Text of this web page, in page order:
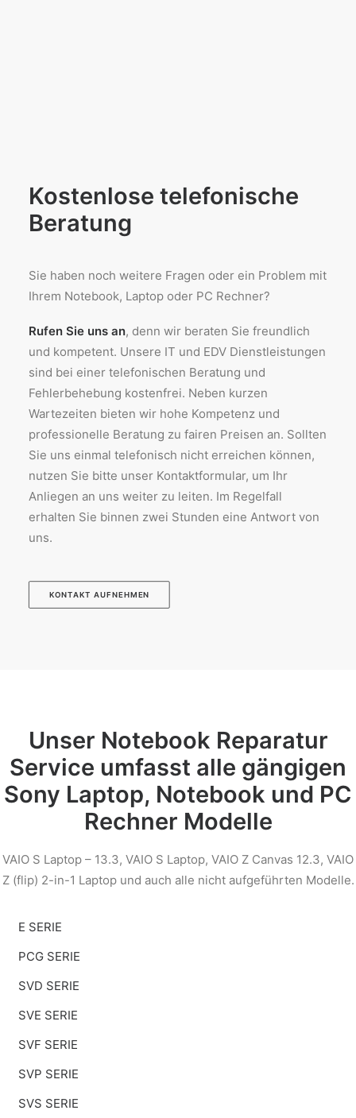
Kostenlose telefonische
Beratung
Sie haben noch weitere Fragen oder ein Problem mit
Ihrem Notebook, Laptop oder PC Rechner?
Rufen Sie uns an, denn wir beraten Sie freundlich
und kompetent. Unsere IT und EDV Dienstleistungen
sind bei einer telefonischen Beratung und
Fehlerbehebung kostenfrei. Neben kurzen
Wartezeiten bieten wir hohe Kompetenz und
professionelle Beratung zu fairen Preisen an. Sollten
Sie uns einmal telefonisch nicht erreichen können,
nutzen Sie bitte unser Kontaktformular, um Ihr
Anliegen an uns weiter zu leiten. Im Regelfall
erhalten Sie binnen zwei Stunden eine Antwort von
uns.
KONTAKT AUFNEHMEN
Unser Notebook Reparatur
Service umfasst alle gängigen
Sony Laptop, Notebook und PC
Rechner Modelle
VAIO S Laptop – 13.3, VAIO S Laptop, VAIO Z Canvas 12.3, VAIO
Z (flip) 2-in-1 Laptop und auch alle nicht aufgeführten Modelle.
E SERIE
PCG SERIE
SVD SERIE
SVE SERIE
SVF SERIE
SVP SERIE
SVS SERIE